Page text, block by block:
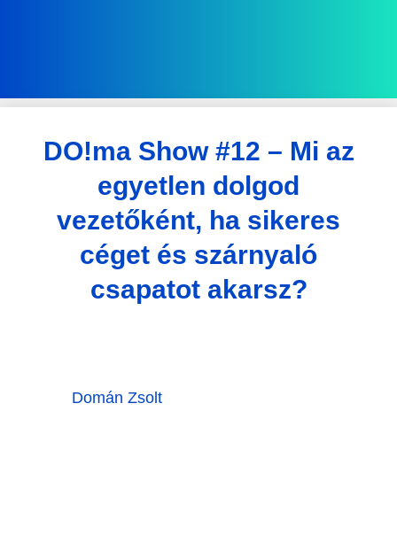
DO!ma Show #12 – Mi az
egyetlen dolgod
vezetőként, ha sikeres
céget és szárnyaló
csapatot akarsz?
Domán Zsolt